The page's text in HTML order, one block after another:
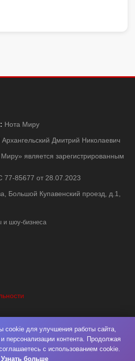
Нота Миру
Дмитрий Николаевич
является зарегистрированным
85677 от 28.07.2023
Большой Купавенский проезд, д.1,
и шоу-бизнеса
для улучшения работы сайта,
персонализации контента. Продолжая
с использованием cookie.
Узнать больше